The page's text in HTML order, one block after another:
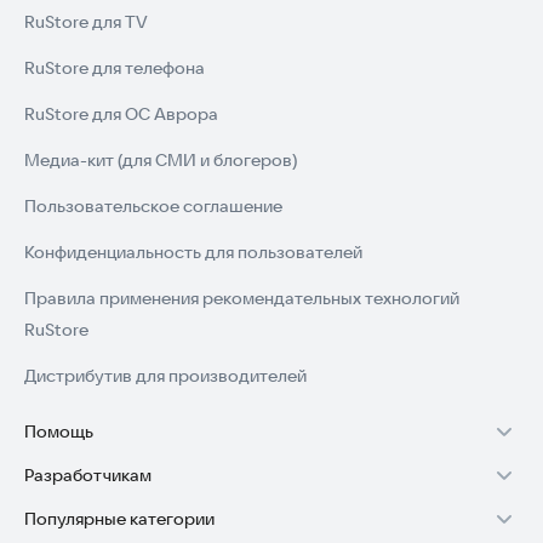
RuStore для TV
RuStore для телефона
RuStore для ОС Аврора
Медиа-кит (для СМИ и блогеров)
Пользовательское соглашение
Конфиденциальность для пользователей
Правила применения рекомендательных технологий
RuStore
Дистрибутив для производителей
Помощь
Установка RuStore на TV
Установка RuStore на телефон
Разработчикам
Зарабатывать с RuStore
Популярные категории